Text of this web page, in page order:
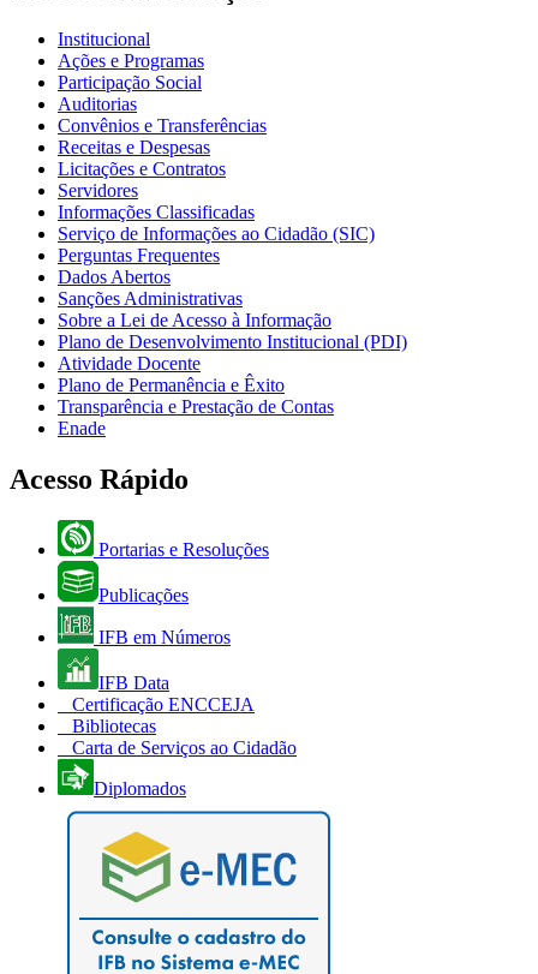
Institucional
Ações e Programas
Participação Social
Auditorias
Convênios e Transferências
Receitas e Despesas
Licitações e Contratos
Servidores
Informações Classificadas
Serviço de Informações ao Cidadão (SIC)
Perguntas Frequentes
Dados Abertos
Sanções Administrativas
Sobre a Lei de Acesso à Informação
Plano de Desenvolvimento Institucional (PDI)
Atividade Docente
Plano de Permanência e Êxito
Transparência e Prestação de Contas
Enade
Acesso Rápido
Portarias e Resoluções
Publicações
IFB em Números
IFB Data
Certificação ENCCEJA
Bibliotecas
Carta de Serviços ao Cidadão
Diplomados